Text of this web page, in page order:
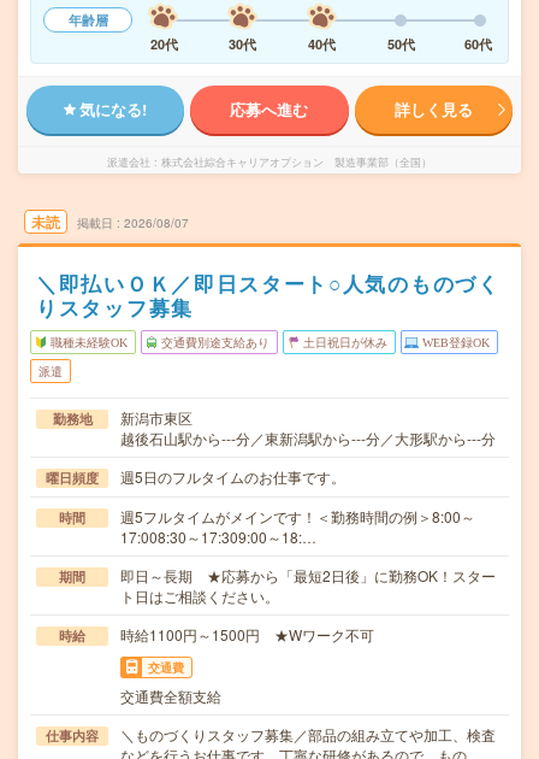
年齢層
20代
30代 40代 50代 60代
気になる! 応募へ進む 詳しく見る
派遣会社 株式会社綜合キャリアオプション 製造事業部（全国）
未読 掲載日 2026/08/07
＼即払いＯＫ／即日スタート○人気のものづく
りスタッフ募集
職種未経験OK 交通費別途支給あり 土日祝日が休み WEB登録OK
派遣
勤務地
新潟市東区
越後石山駅から---分／東新潟駅から---分／大形駅から---分
曜日頻度 週5日のフルタイムのお仕事です。
時間
週5フルタイムがメインです！＜勤務時間の例＞8:00～
17:008:30～17:309:00～18:…
期間
即日～長期 ★応募から「最短2日後」に勤務OK！スター
ト日はご相談ください。
時給 時給1100円～1500円 ★Wワーク不可
交通費
交通費全額支給
仕事内容
＼ものづくりスタッフ募集／部品の組み立てや加工、検査
などを行うお仕事です。丁寧な研修があるので、もの…